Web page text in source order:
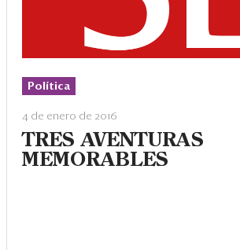
Economía y Finanzas
Blogs
Política
4 de enero de 2016
TRES AVENTURAS
MEMORABLES